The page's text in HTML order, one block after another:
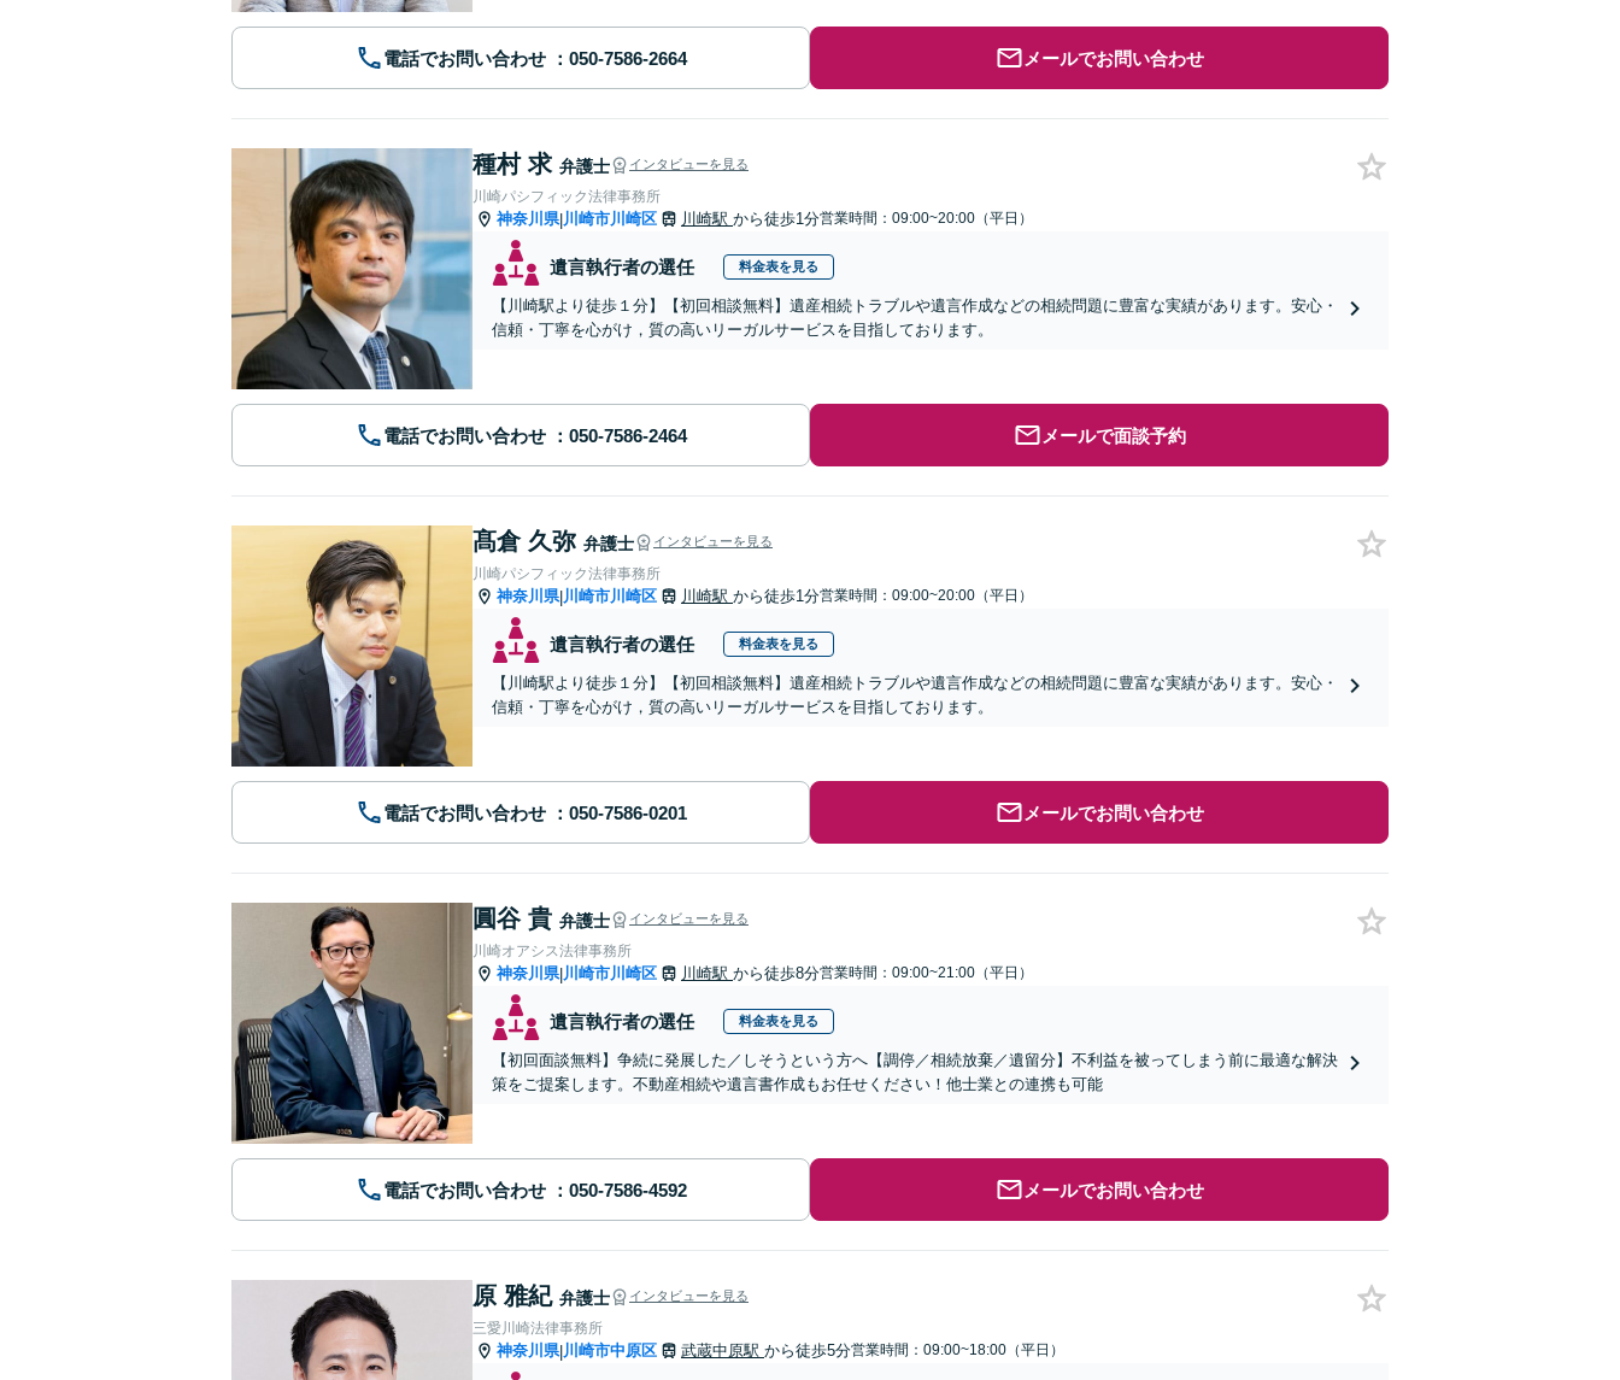
電話でお問い合わせ メールでお問い合わせ
種村 求 弁護士 インタビューを見る
川崎パシフィック法律事務所
神奈川県|川崎市川崎区 川崎駅 から徒歩1分営業時間：09:00~20:00（平日）
遺言執行者の選任 料金表を見る
【川崎駅より徒歩１分】【初回相談無料】遺産相続トラブルや遺言作成などの相続問題に豊富な実績があります。安心・
信頼・丁寧を心がけ，質の高いリーガルサービスを目指しております。
電話でお問い合わせ メールで面談予約
髙倉 久弥 弁護士 インタビューを見る
川崎パシフィック法律事務所
神奈川県|川崎市川崎区 川崎駅 から徒歩1分営業時間：09:00~20:00（平日）
遺言執行者の選任 料金表を見る
【川崎駅より徒歩１分】【初回相談無料】遺産相続トラブルや遺言作成などの相続問題に豊富な実績があります。安心・
信頼・丁寧を心がけ，質の高いリーガルサービスを目指しております。
電話でお問い合わせ メールでお問い合わせ
圓谷 貴 弁護士 インタビューを見る
川崎オアシス法律事務所
神奈川県|川崎市川崎区 川崎駅 から徒歩8分営業時間：09:00~21:00（平日）
遺言執行者の選任 料金表を見る
【初回面談無料】争続に発展した／しそうという方へ【調停／相続放棄／遺留分】不利益を被ってしまう前に最適な解決
策をご提案します。不動産相続や遺言書作成もお任せください！他士業との連携も可能
電話でお問い合わせ メールでお問い合わせ
原 雅紀 弁護士 インタビューを見る
三愛川崎法律事務所
神奈川県|川崎市中原区 武蔵中原駅 から徒歩5分営業時間：09:00~18:00（平日）